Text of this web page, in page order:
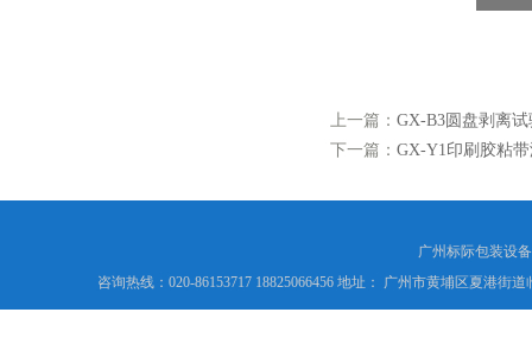
上一篇： GX-B3圆盘剥离试
下一篇： GX-Y1印刷胶粘
广州标际包装设
咨询热线：020-86153717 18825066456 地址： 广州市黄埔区夏港街